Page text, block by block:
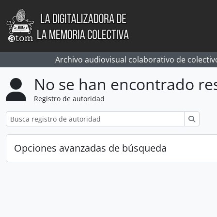
Skip to main content
Archivo audiovisual colaborativo de
No se han encontrado
Registro de autoridad
Opciones avanzadas de búsqueda